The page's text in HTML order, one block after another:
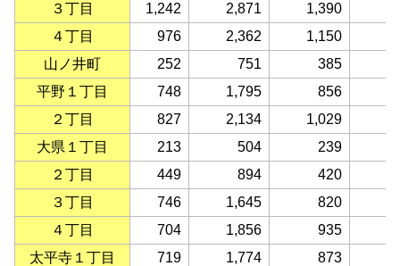
３丁目
1,242 2,871 1,390
４丁目
976 2,362 1,150
山ノ井町
252 751 385
平野１丁目
748 1,795 856
２丁目
827 2,134 1,029
大県１丁目
213 504 239
２丁目
449 894 420
３丁目
746 1,645 820
４丁目
704 1,856 935
太平寺１丁目
719 1,774 873